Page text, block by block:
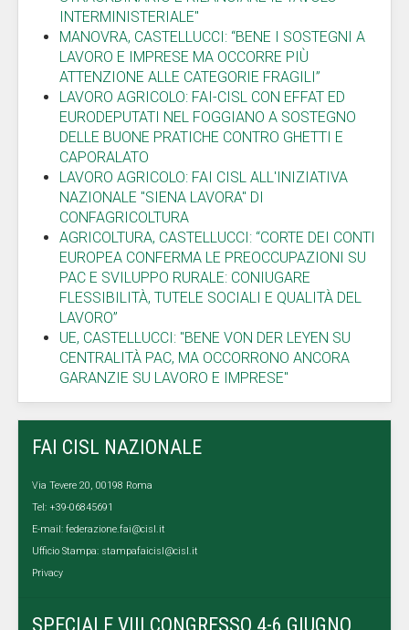
INTERMINISTERIALE"
MANOVRA, CASTELLUCCI: “BENE I SOSTEGNI A
LAVORO E IMPRESE MA OCCORRE PIÙ
ATTENZIONE ALLE CATEGORIE FRAGILI”
LAVORO AGRICOLO: FAI-CISL CON EFFAT ED
EURODEPUTATI NEL FOGGIANO A SOSTEGNO
DELLE BUONE PRATICHE CONTRO GHETTI E
CAPORALATO
LAVORO AGRICOLO: FAI CISL ALL'INIZIATIVA
NAZIONALE "SIENA LAVORA" DI
CONFAGRICOLTURA
AGRICOLTURA, CASTELLUCCI: “CORTE DEI CONTI
EUROPEA CONFERMA LE PREOCCUPAZIONI SU
PAC E SVILUPPO RURALE: CONIUGARE
FLESSIBILITÀ, TUTELE SOCIALI E QUALITÀ DEL
LAVORO”
UE, CASTELLUCCI: "BENE VON DER LEYEN SU
CENTRALITÀ PAC, MA OCCORRONO ANCORA
GARANZIE SU LAVORO E IMPRESE"
FAI CISL NAZIONALE
Via Tevere 20, 00198 Roma
Tel: +39-06845691
E-mail: federazione.fai@cisl.it
Ufficio Stampa: stampafaicisl@cisl.it
Privacy
SPECIALE VIII CONGRESSO 4-6 GIUGNO